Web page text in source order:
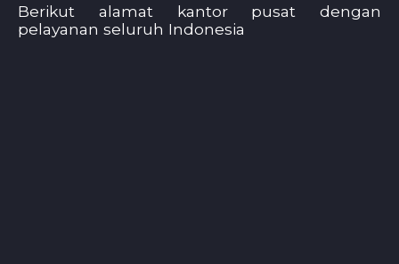
Berikut alamat kantor pusat dengan
pelayanan seluruh Indonesia